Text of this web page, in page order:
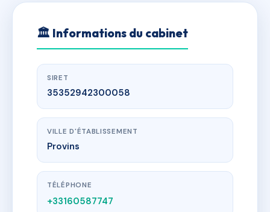
🏛 Informations du cabinet
SIRET
35352942300058
VILLE D'ÉTABLISSEMENT
Provins
TÉLÉPHONE
+33160587747